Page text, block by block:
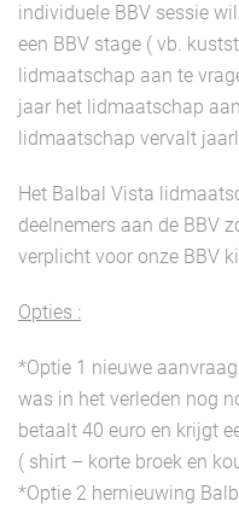
individuele BBV sessie
een BBV stage ( vb.
lidmaatschap aan te
jaar het lidmaatschap
lidmaatschap vervalt
Het Balbal Vista
deelnemers aan de BBV
verplicht voor onze BBV
Opties :
*Optie 1 nieuwe
was in het verleden nog
betaalt 40 euro en krijgt
( shirt – korte broek en
*Optie 2 hernieuwing